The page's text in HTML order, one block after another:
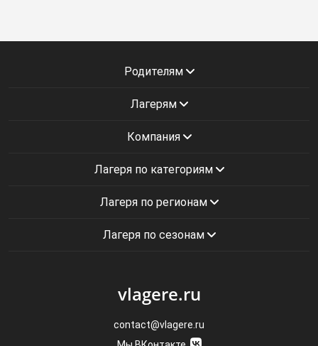
Родителям
Лагерям
Компания
Лагеря по категориям
Лагеря по регионам
Лагеря по сезонам
vlagere.ru
contact@vlagere.ru